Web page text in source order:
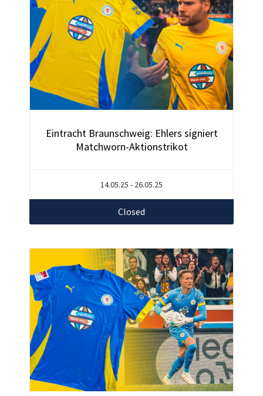
Eintracht Braunschweig: Ehlers signiert
Matchworn-Aktionstrikot
14.05.25 - 26.05.25
Closed